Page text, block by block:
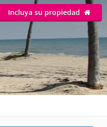
Incluya su propiedad